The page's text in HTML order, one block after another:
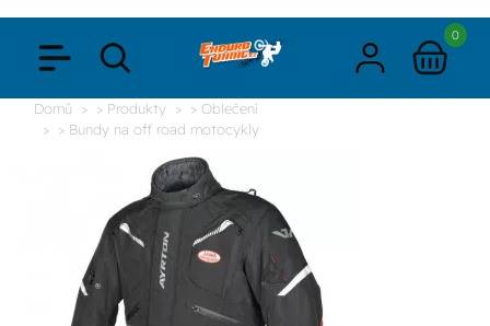
0
Domů > Produkty
> Oblečení
> Bundy na off road motocykly